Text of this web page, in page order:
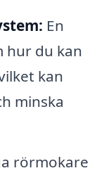
En
hur du kan
kan
minska
rörmokare